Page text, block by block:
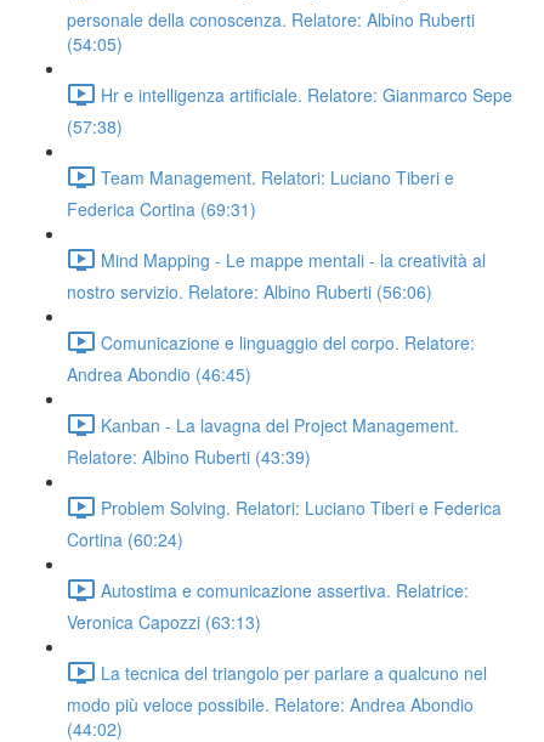
personale della conoscenza. Relatore: Albino Ruberti
(54:05)
Hr e intelligenza artificiale. Relatore: Gianmarco Sepe
(57:38)
Team Management. Relatori: Luciano Tiberi e
Federica Cortina (69:31)
Mind Mapping - Le mappe mentali - la creatività al
nostro servizio. Relatore: Albino Ruberti (56:06)
Comunicazione e linguaggio del corpo. Relatore:
Andrea Abondio (46:45)
Kanban - La lavagna del Project Management.
Relatore: Albino Ruberti (43:39)
Problem Solving. Relatori: Luciano Tiberi e Federica
Cortina (60:24)
Autostima e comunicazione assertiva. Relatrice:
Veronica Capozzi (63:13)
La tecnica del triangolo per parlare a qualcuno nel
modo più veloce possibile. Relatore: Andrea Abondio
(44:02)